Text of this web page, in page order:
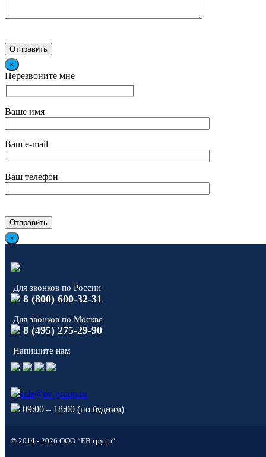
×
Перезвоните мне
Ваше имя
Ваш e-mail
Ваш телефон
×
Для звонков по России
8 (800) 600-32-31
Для звонков по Москве
8 (495) 275-29-90
Напишите нам
sale@ev-group.ru
09:00 – 18:00 (по будням)
© 2014 - 2026 ООО “ЕВ групп”